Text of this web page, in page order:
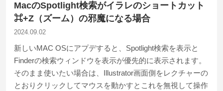
MacのSpotlight検索がイラレのショートカット
⌘+Z（ズーム）の邪魔になる場合
2024.09.02
新しいMAC OSにアプデすると、Spotlight検索を表示と
Finderの検索ウィンドウを表示が優先的に表示されます。
そのまま使いたい場合は、Illustrator画面側をレクチャーの
とおりクリックしてマウスを動かすとこれを無視して操作